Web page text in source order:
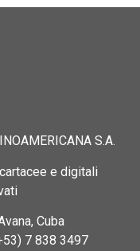
S.A.
e digitali
Cuba
7 838 3497